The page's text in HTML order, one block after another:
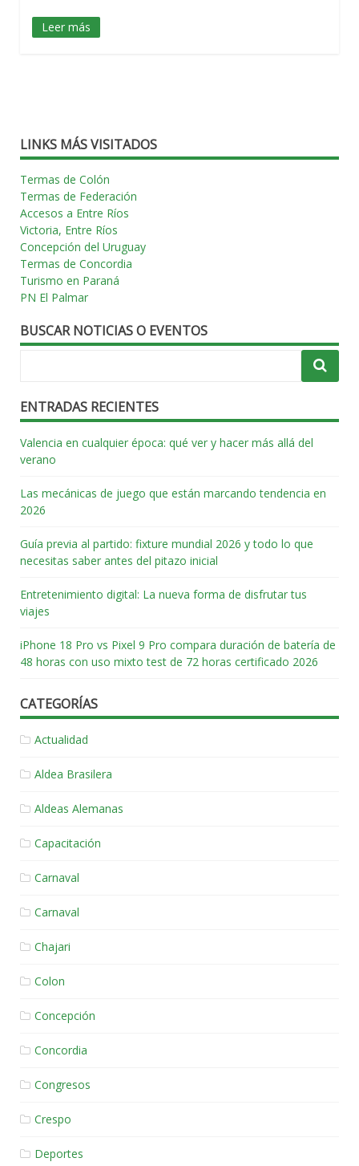
Leer más
LINKS MÁS VISITADOS
Termas de Colón
Termas de Federación
Accesos a Entre Ríos
Victoria, Entre Ríos
Concepción del Uruguay
Termas de Concordia
Turismo en Paraná
PN El Palmar
BUSCAR NOTICIAS O EVENTOS
ENTRADAS RECIENTES
Valencia en cualquier época: qué ver y hacer más allá del
verano
Las mecánicas de juego que están marcando tendencia en
2026
Guía previa al partido: fixture mundial 2026 y todo lo que
necesitas saber antes del pitazo inicial
Entretenimiento digital: La nueva forma de disfrutar tus
viajes
iPhone 18 Pro vs Pixel 9 Pro compara duración de batería de
48 horas con uso mixto test de 72 horas certificado 2026
CATEGORÍAS
Actualidad
Aldea Brasilera
Aldeas Alemanas
Capacitación
Carnaval
Carnaval
Chajari
Colon
Concepción
Concordia
Congresos
Crespo
Deportes